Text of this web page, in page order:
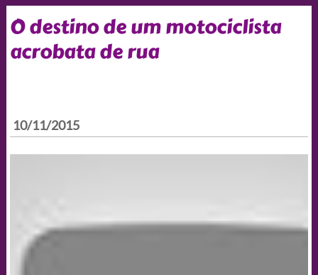
O destino de um motociclista
acrobata de rua
10/11/2015